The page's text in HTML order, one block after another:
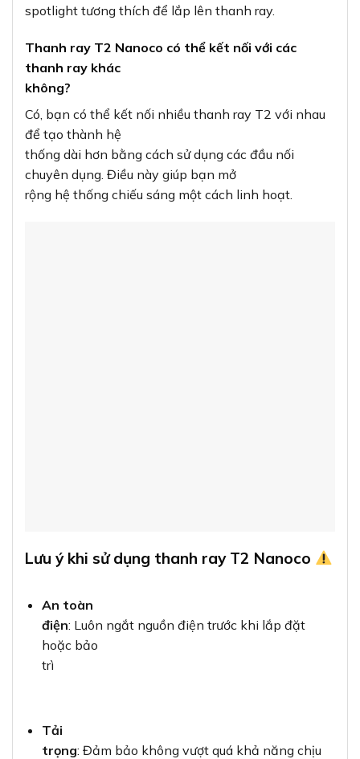
spotlight tương thích để lắp lên thanh ray.
Thanh ray T2 Nanoco có thể kết nối với các
thanh ray khác
không?
Có, bạn có thể kết nối nhiều thanh ray T2 với nhau
để tạo thành hệ
thống dài hơn bằng cách sử dụng các đầu nối
chuyên dụng. Điều này giúp bạn mở
rộng hệ thống chiếu sáng một cách linh hoạt.
Lưu ý khi sử dụng thanh ray T2 Nanoco
An toàn
điện: Luôn ngắt nguồn điện trước khi lắp đặt
hoặc bảo
trì
Tải
trọng: Đảm bảo không vượt quá khả năng chịu